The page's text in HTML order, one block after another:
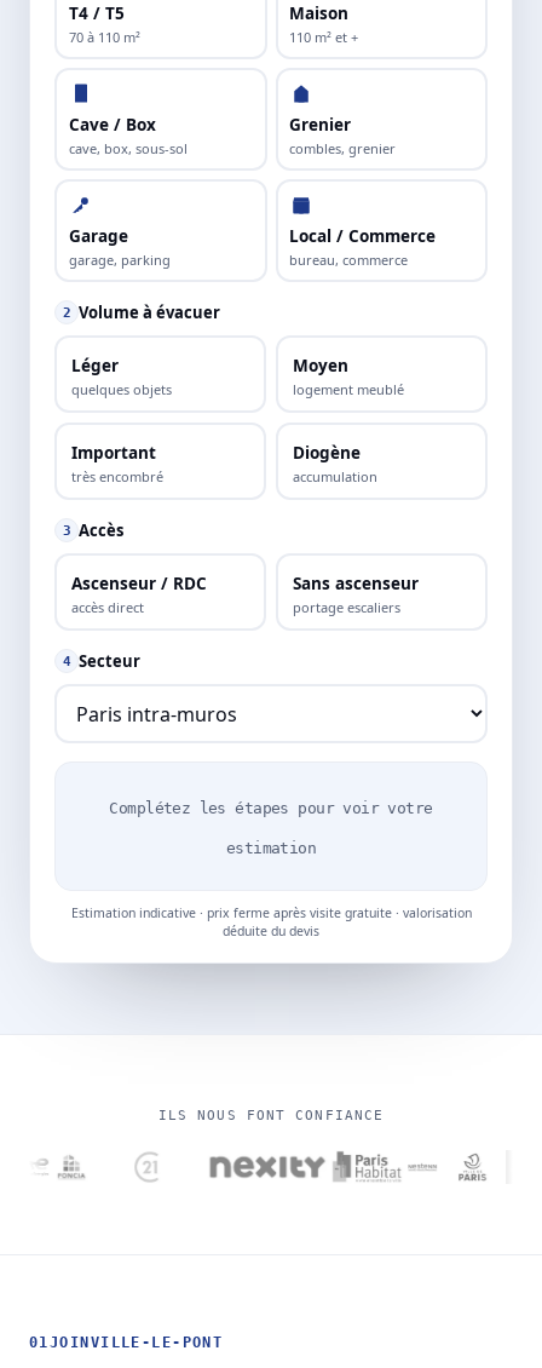
T4 / T5
70 à 110 m²
Maison
110 m² et +
Cave / Box
cave, box, sous-sol
Grenier
combles, grenier
Garage
garage, parking
Local / Commerce
bureau, commerce
2 Volume à évacuer
Léger
quelques objets
Moyen
logement meublé
Important
très encombré
Diogène
accumulation
3 Accès
Ascenseur / RDC
accès direct
Sans ascenseur
portage escaliers
4 Secteur
Complétez les étapes pour voir votre
estimation
Estimation indicative · prix ferme après visite gratuite · valorisation
déduite du devis
ILS NOUS FONT CONFIANCE
01JOINVILLE-LE-PONT